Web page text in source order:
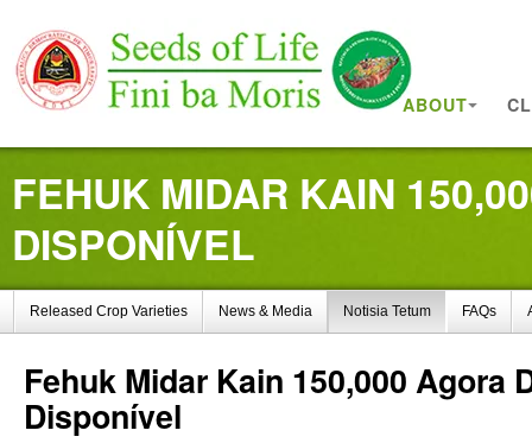
ABOUT
FEHUK MIDAR KAIN
DISPONÍVEL
Released Crop Varieties News & Media Notisia Tetum FAQs
Fehuk Midar Kain 150,000 Agora
Disponível